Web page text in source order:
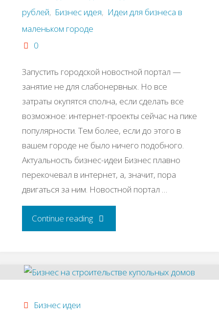
рублей, Бизнес идея, Идеи для бизнеса в
маленьком городе
0
Запустить городской новостной портал —
занятие не для слабонервных. Но все
затраты окупятся сполна, если сделать все
возможное: интернет-проекты сейчас на пике
популярности. Тем более, если до этого в
вашем городе не было ничего подобного.
Актуальность бизнес-идеи Бизнес плавно
перекочевал в интернет, а, значит, пора
двигаться за ним. Новостной портал …
Continue reading"Бизнес
Бизнес идеи